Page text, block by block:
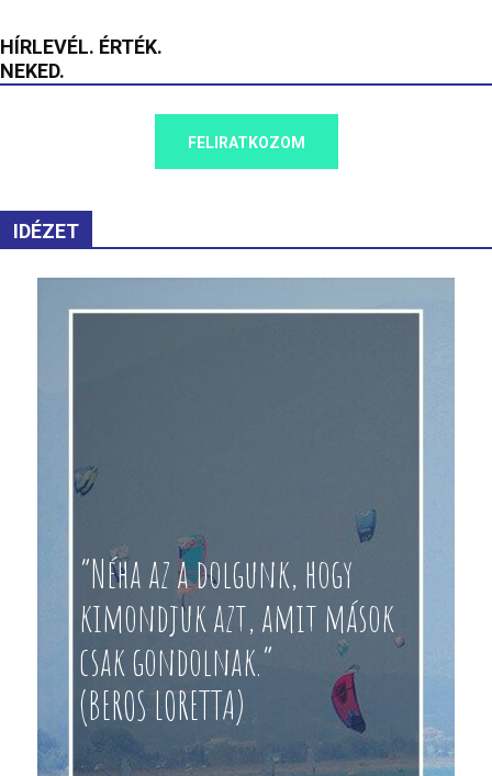
HÍRLEVÉL. ÉRTÉK.
NEKED.
FELIRATKOZOM
IDÉZET
“Néha az a dolgunk, hogy
kimondjuk azt, amit mások
csak gondolnak.”
(BEROS LORETTA)